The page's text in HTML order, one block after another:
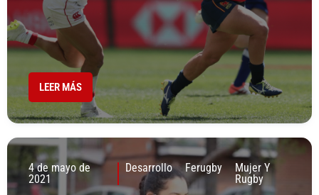
LEER MÁS
4 de mayo de
2021
Desarrollo Ferugby
Mujer Y
Rugby